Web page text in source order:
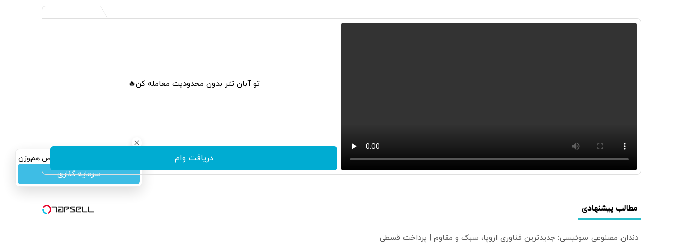
سرمایه‌گذاری همسنگ با شاخص هم‌وزن
سرمایه گذاری
تو آبان تتر بدون محدودیت معامله کن🔥
دریافت وام
مطالب پیشنهادی
دندان مصنوعی سوئیسی: جدیدترین فناوری اروپا، سبک و مقاوم | پرداخت قسطی